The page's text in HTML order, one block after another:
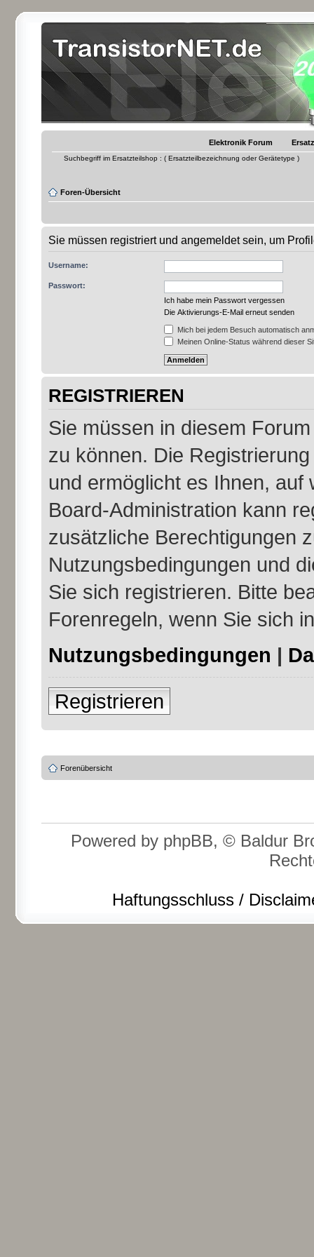
Elektronik Forum
Suchbegriff im Ersatzteilshop : ( Ersatzteilbezeichnung oder Gerätetype )
Foren-Übersicht
Sie müssen registriert und angemeldet sein, um
Username:
Passwort:
Ich habe mein Passwort vergessen
Die Aktivierungs-E-Mail erneut senden
Mich bei jedem Besuch automatisch
Meinen Online-Status während dieser
REGISTRIEREN
Sie müssen in diesem
zu können. Die
und ermöglicht es Ihnen,
Board-Administration kann
zusätzliche Berechtigungen
Nutzungsbedingungen und
Sie sich registrieren. Bitte
Forenregeln, wenn Sie sich
Nutzungsbedingungen |
Registrieren
Forenübersicht
Powered by phpBB, © Baldur
Haftungsschluss /